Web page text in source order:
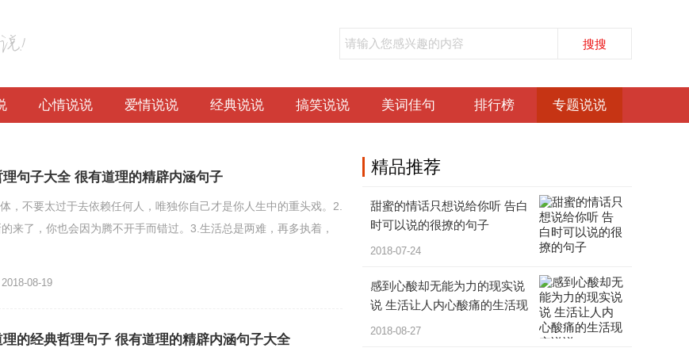
心情说说 爱情说说 经典说说 搞笑说说 美词佳句 排行榜 专题说说
句子大全 很有道理的精辟内涵句子
，不要太过于去依赖任何人，唯独你自己才是你人生中的重头戏。2.
来了，你也会因为腾不开手而错过。3.生活总是两难，再多执着，
08-19
的经典哲理句子 很有道理的精辟内涵句子大全
精品推荐
甜蜜的情话只想说给你听 告白
时可以说的很撩的句子
2018-07-24
感到心酸却无能为力的现实说
说 生活让人内心酸痛的生活现
实说说
2018-08-27